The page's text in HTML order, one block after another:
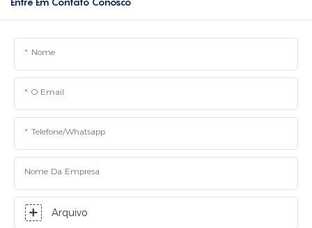
Nome
O Email
Telefone/whatsapp
Nome Da Empresa
Arquivo